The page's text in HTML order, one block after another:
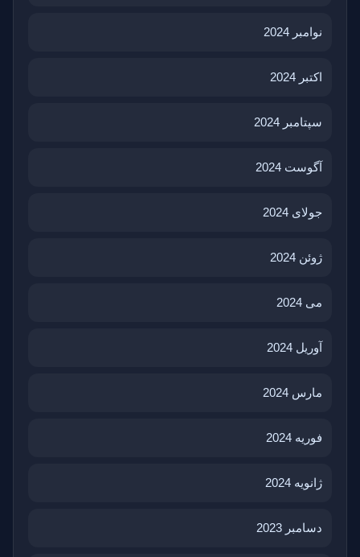
نوامبر 2024
اکتبر 2024
سپتامبر 2024
آگوست 2024
جولای 2024
ژوئن 2024
می 2024
آوریل 2024
مارس 2024
فوریه 2024
ژانویه 2024
دسامبر 2023